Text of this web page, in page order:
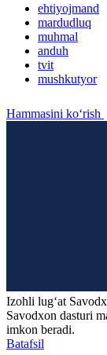
ehtiyojmand
mardudluq
muhmal
anduh
tvit
mushkutyor
Hammasini ko‘rish
Izohli lugʻat
Savodxon dasturi
imkon beradi.
Batafsil